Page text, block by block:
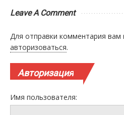
Leave A Comment
Для отправки комментария вам
авторизоваться.
Авторизация
Имя пользователя: